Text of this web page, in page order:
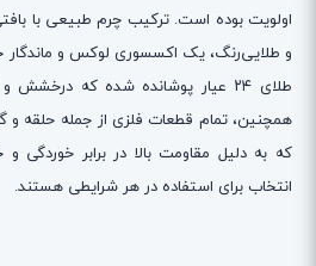
اولویت بوده است. ترکیب چرم طبیعی با
و طلایی‌رنگ، یک اکسسوری لوکس و ماندگار
طلای ۲۴ عیار پوشانده شده که
که به دلیل مقاومت بالا در برابر
انتخاب برای استفاده در هر شرایطی هستند.